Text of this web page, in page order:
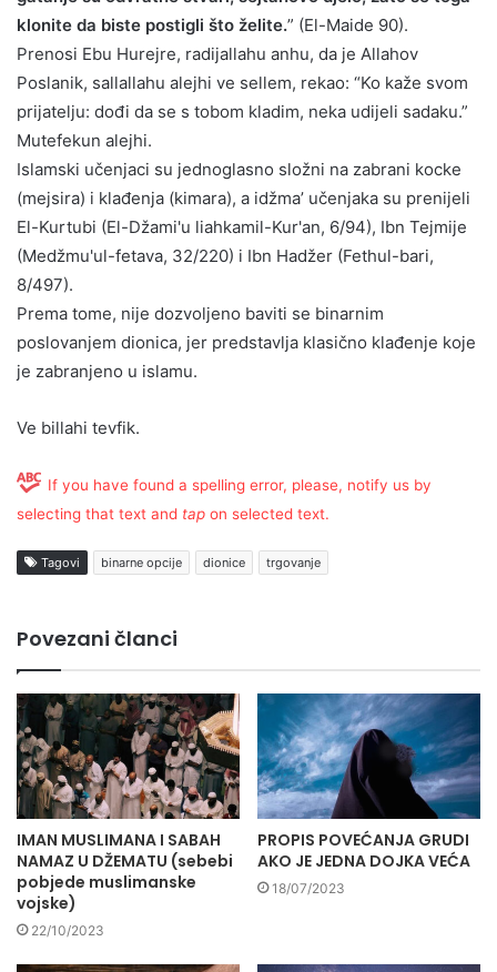
klonite da biste postigli što želite.” (El-Maide 90).
Prenosi Ebu Hurejre, radijallahu anhu, da je Allahov
Poslanik, sallallahu alejhi ve sellem, rekao: “Ko kaže svom
prijatelju: dođi da se s tobom kladim, neka udijeli sadaku.”
Mutefekun alejhi.
Islamski učenjaci su jednoglasno složni na zabrani kocke
(mejsira) i klađenja (kimara), a idžma’ učenjaka su prenijeli
El-Kurtubi (El-Džami'u liahkamil-Kur'an, 6/94), Ibn Tejmije
(Medžmu'ul-fetava, 32/220) i Ibn Hadžer (Fethul-bari,
8/497).
Prema tome, nije dozvoljeno baviti se binarnim
poslovanjem dionica, jer predstavlja klasično klađenje koje
je zabranjeno u islamu.
Ve billahi tevfik.
If you have found a spelling error, please, notify us by
selecting that text and tap on selected text.
Tagovi binarne opcije dionice trgovanje
Povezani članci
IMAN MUSLIMANA I SABAH
NAMAZ U DŽEMATU (sebebi
pobjede muslimanske
vojske)
22/10/2023
PROPIS POVEĆANJA GRUDI
AKO JE JEDNA DOJKA VEĆA
18/07/2023